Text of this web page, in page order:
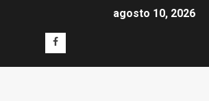
agosto 10, 2026